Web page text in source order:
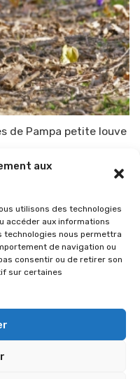
aux
utilisons des technologies
accéder aux informations
technologies nous permettra
de navigation ou
consentir ou de retirer son
sur certaines
de Pampa petite louve